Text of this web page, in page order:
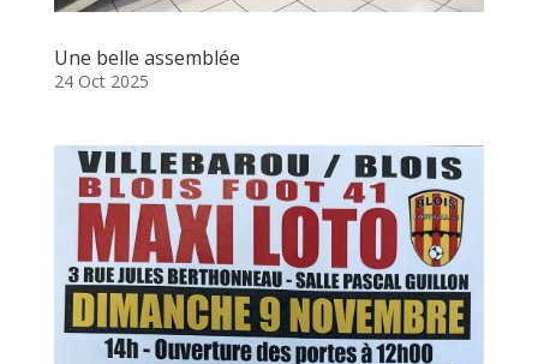
Une belle assemblée
24 Oct 2025